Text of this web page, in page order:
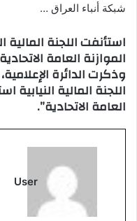
شبكة أنباء العراق …
استأنفت اللجنة المالية
الموازنة العامة
وذكرت الدائرة
اللجنة المالية
العامة الاتحادية”.
User